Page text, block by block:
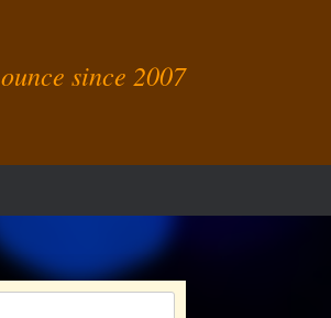
ounce since 2007